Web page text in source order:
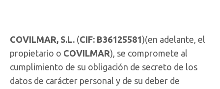
COVILMAR, S.L. (CIF: B36125581)(en adelante, el
propietario o COVILMAR), se compromete al
cumplimiento de su obligación de secreto de los
datos de carácter personal y de su deber de